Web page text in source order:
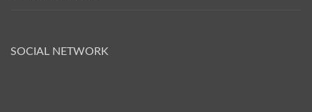
SOCIAL NETWORK